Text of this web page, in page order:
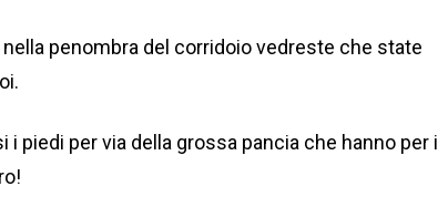
penombra del corridoio vedreste che state
piedi per via della grossa pancia che hanno per il